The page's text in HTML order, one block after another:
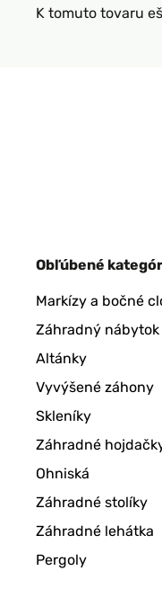
K tomuto tovaru
Obľúbené
Markízy a bočné
Záhradný nábytok
Altánky
Vyvýšené záhony
Skleníky
Záhradné
Ohniská
Záhradné stolíky
Záhradné lehátka
Pergoly